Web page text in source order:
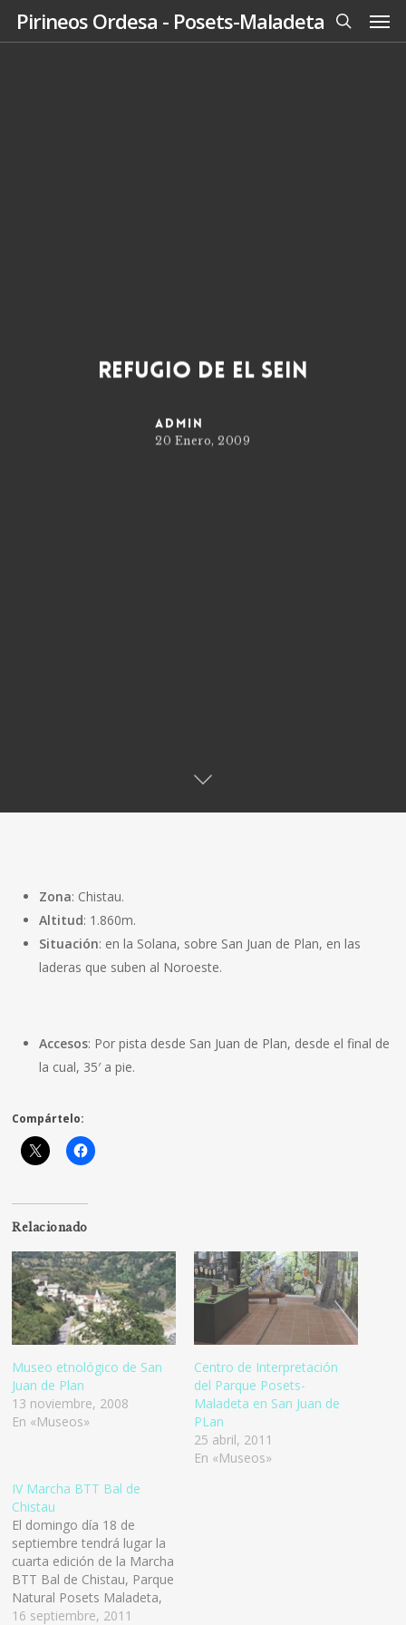
SkipPirineos Ordesa - Posets-Maladeta
search
Refugio de El Sein
admin
20 Enero, 2009
Zona: Chistau.
Altitud: 1.860m.
Situación: en la Solana, sobre San Juan de Plan, en las
laderas que suben al Noroeste.
Accesos: Por pista desde San Juan de Plan, desde el final de
la cual, 35′ a pie.
Compártelo:
Relacionado
Museo etnológico de San
Juan de Plan
13 noviembre, 2008
En «Museos»
Centro de Interpretación
del Parque Posets-
Maladeta en San Juan de
PLan
25 abril, 2011
En «Museos»
IV Marcha BTT Bal de
Chistau
El domingo día 18 de
septiembre tendrá lugar la
cuarta edición de la Marcha
BTT Bal de Chistau, Parque
Natural Posets Maladeta,
con una participación de 80
16 septiembre, 2011